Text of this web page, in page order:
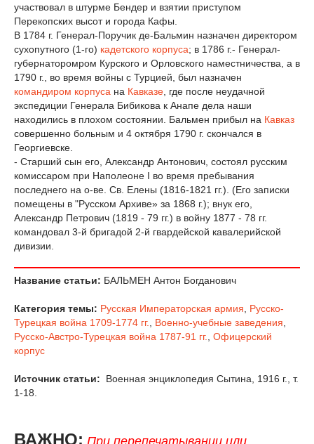
участвовал в штурме Бендер и взятии приступом
Перекопских высот и города Кафы.
В 1784 г. Генерал-Поручик де-Бальмин назначен директором
сухопутного (1-го) кадетского корпуса; в 1786 г.- Генерал-
губернаторомром Курского и Орловского наместничества, а в
1790 г., во время войны с Турцией, был назначен
командиром корпуса на Кавказе , где после неудачной
экспедиции Генерала Бибикова к Анапе дела наши
находились в плохом состоянии. Бальмен прибыл на Кавказ
совершенно больным и 4 октября 1790 г. скончался в
Георгиевске.
- Старший сын его, Александр Антонович, состоял русским
комиссаром при Наполеоне I во время пребывания
последнего на о-ве. Св. Елены (1816-1821 гг.). (Его записки
помещены в "Русском Архиве» за 1868 г.); внук его,
Александр Петрович (1819 - 79 гг.) в войну 1877 - 78 гг.
командовал 3-й бригадой 2-й гвардейской кавалерийской
дивизии.
Название статьи: БАЛЬМЕН Антон Богданович
Категория темы: Русская Императорская армия
Русско-
Турецкая война 1709-1774 гг.
Военно-учебные заведения
Русско-Австро-Турецкая война 1787-91 гг.
Офицерский
корпус
Источник статьи:
Военная энциклопедия Сытина, 1916 г., т.
1-18.
ВАЖНО: При перепечатывании или